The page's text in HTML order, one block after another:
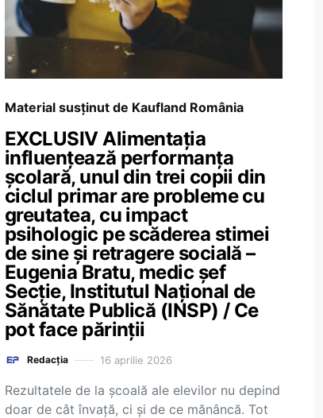
Material susținut de Kaufland România
EXCLUSIV Alimentația
influențează performanța
școlară, unul din trei copii din
ciclul primar are probleme cu
greutatea, cu impact
psihologic pe scăderea stimei
de sine și retragere socială –
Eugenia Bratu, medic şef
Secţie, Institutul Național de
Sănătate Publică (INSP) / Ce
pot face părinții
Redacția 16 aprilie 2026
Rezultatele de la școală ale elevilor nu depind
doar de cât învață, ci și de ce mănâncă. Tot